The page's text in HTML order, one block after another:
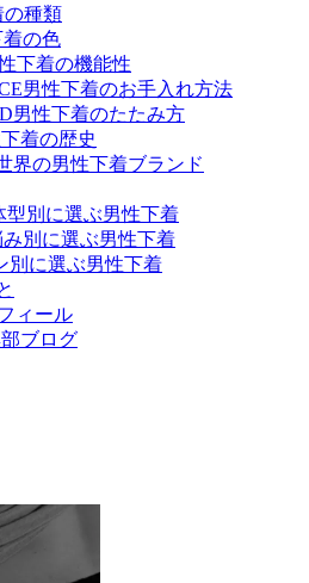
の種類
の色
下着の機能性
男性下着のお手入れ方法
男性下着のたたみ方
着の歴史
界の男性下着ブランド
型別に選ぶ男性下着
み別に選ぶ男性下着
別に選ぶ男性下着
ィール
ブログ